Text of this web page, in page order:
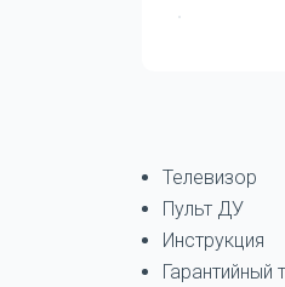
Телевизор
Пульт ДУ
Инструкция
Гарантийный